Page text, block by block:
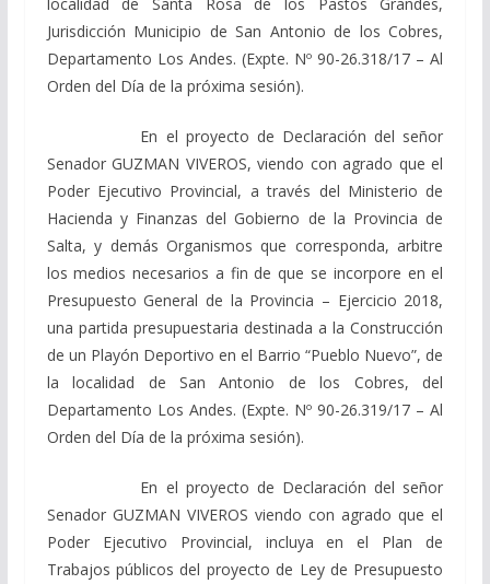
Jurisdicción Municipio de San Antonio de los Cobres,
Departamento Los Andes. (Expte. Nº 90-26.318/17 – Al
Orden del Día de la próxima sesión).
En el proyecto de Declaración del señor
Senador GUZMAN VIVEROS, viendo con agrado que el
Poder Ejecutivo Provincial, a través del Ministerio de
Hacienda y Finanzas del Gobierno de la Provincia de
Salta, y demás Organismos que corresponda, arbitre
los medios necesarios a fin de que se incorpore en el
Presupuesto General de la Provincia – Ejercicio 2018,
una partida presupuestaria destinada a la Construcción
de un Playón Deportivo en el Barrio “Pueblo Nuevo”, de
la localidad de San Antonio de los Cobres, del
Departamento Los Andes. (Expte. Nº 90-26.319/17 – Al
Orden del Día de la próxima sesión).
En el proyecto de Declaración del señor
Senador GUZMAN VIVEROS viendo con agrado que el
Poder Ejecutivo Provincial, incluya en el Plan de
Trabajos públicos del proyecto de Ley de Presupuesto